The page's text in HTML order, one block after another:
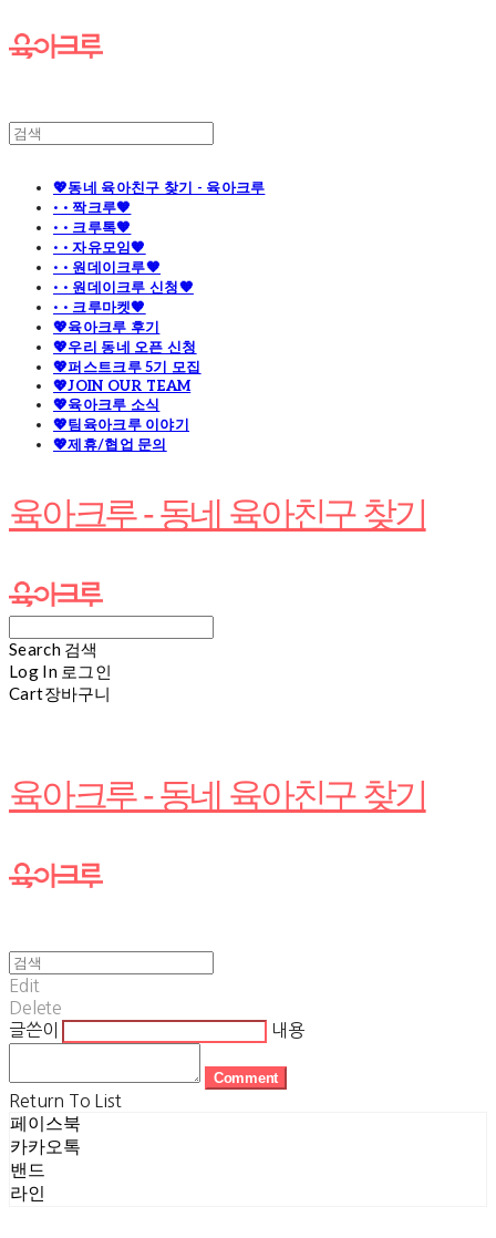
💖동네 육아친구 찾기 - 육아크루
· · 짝크루🧡
· · 크루톡🧡
· · 자유모임🧡
· · 원데이크루🧡
· · 원데이크루 신청🧡
· · 크루마켓🧡
💖육아크루 후기
💖우리 동네 오픈 신청
💖퍼스트크루 5기 모집
💖JOIN OUR TEAM
💖육아크루 소식
💖팀육아크루 이야기
💖제휴/협업 문의
육아크루 - 동네 육아친구 찾기
Search 검색
Log In 로그인
Cart장바구니
육아크루 - 동네 육아친구 찾기
Edit
Delete
글쓴이
내용
Comment
Return To List
페이스북
카카오톡
밴드
라인